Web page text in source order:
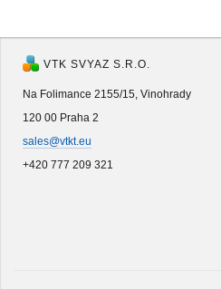
VTK SVYAZ S.R.O.
Na Folimance 2155/15, Vinohrady
120 00 Praha 2
sales@vtkt.eu
+420 777 209 321